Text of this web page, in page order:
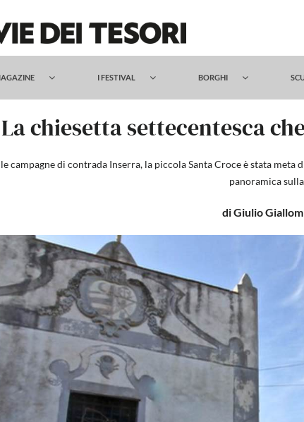
I FESTIVAL BORGHI
La chiesetta settecentesca
campagne di contrada Inserra, la piccola Santa Croce è stata
panoramica
di Giulio